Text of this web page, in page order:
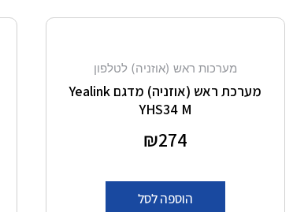
מערכות ראש (אוזניה) לטלפון
מערכת ראש (אוזניה) מדגם Yealink
YHS34 M
₪274
הוספה לסל